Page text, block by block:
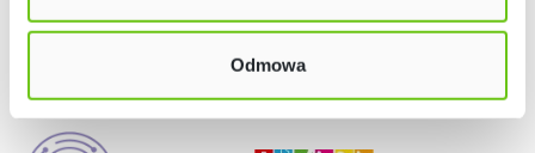
Odmowa